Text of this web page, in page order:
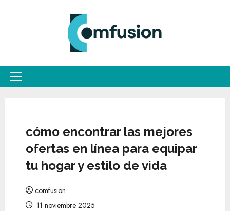
Menú
cómo encontrar las mejores
ofertas en línea para equipar
tu hogar y estilo de vida
comfusion
11 noviembre 2025